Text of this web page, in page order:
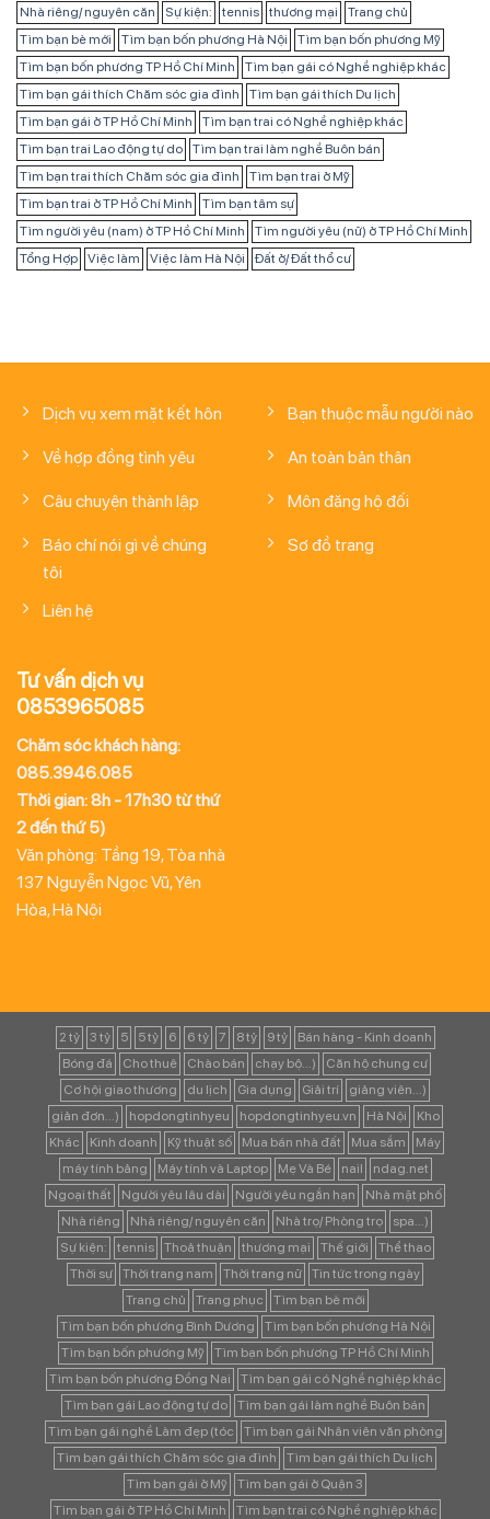
Nhà riêng/ nguyên căn
Sự kiện: tennis thương mại
Trang chủ
Tìm bạn bè mới
Tìm bạn bốn phương Hà Nội
Tìm bạn bốn phương Mỹ
Tìm bạn bốn phương TP Hồ Chí Minh
Tìm bạn gái có Nghề nghiệp khác
Tìm bạn gái thích Chăm sóc gia đình
Tìm bạn gái thích Du lịch
Tìm bạn gái ở TP Hồ Chí Minh
Tìm bạn trai có Nghề nghiệp khác
Tìm bạn trai Lao động tự do
Tìm bạn trai làm nghề Buôn bán
Tìm bạn trai thích Chăm sóc gia đình
Tìm bạn trai ở Mỹ
Tìm bạn trai ở TP Hồ Chí Minh
Tìm bạn tâm sự
Tìm người yêu (nam) ở TP Hồ Chí Minh
Tìm người yêu (nữ) ở TP Hồ Chí Minh
Tổng Hợp
Việc làm Việc làm Hà Nội Đất ở/ Đất thổ cư
Dịch vụ xem mặt kết hôn
Về hợp đồng tình yêu
Câu chuyện thành lập
Báo chí nói gì về chúng
tôi
Liên hệ
Bạn thuộc mẫu người nào
An toàn bản thân
Môn đăng hộ đối
Sơ đồ trang
Tư vấn dịch vụ
0853965085
Chăm sóc khách hàng:
085.3946.085
Thời gian: 8h - 17h30 từ thứ
2 đến thứ 5)
Văn phòng: Tầng 19, Tòa nhà
137 Nguyễn Ngọc Vũ, Yên
Hòa, Hà Nội
2 tỷ 3 tỷ 5 5 tỷ 6 6 tỷ 7 8 tỷ 9 tỷ
Bán hàng - Kinh doanh
Bóng đá
Cho thuê Chào bán chạy bộ...)
Căn hộ chung cư
Cơ hội giao thương
du lịch Gia dụng Giải trí
giảng viên...)
giản đơn...)
hopdongtinhyeu hopdongtinhyeu.vn Hà Nội
Kho
Khác
Kinh doanh Kỹ thuật số Mua bán nhà đất Mua sắm
Máy
máy tính bảng
Máy tính và Laptop Mẹ Và Bé nail
ndag.net
Ngoại thất
Người yêu lâu dài Người yêu ngắn hạn
Nhà mặt phố
Nhà riêng
Nhà riêng/ nguyên căn Nhà trọ/ Phòng trọ
spa...)
Sự kiện:
tennis Thoả thuận thương mại Thế giới
Thể thao
Thời sự
Thời trang nam Thời trang nữ
Tin tức trong ngày
Trang chủ
Trang phục
Tìm bạn bè mới
Tìm bạn bốn phương Bình Dương
Tìm bạn bốn phương Hà Nội
Tìm bạn bốn phương Mỹ
Tìm bạn bốn phương TP Hồ Chí Minh
Tìm bạn bốn phương Đồng Nai
Tìm bạn gái có Nghề nghiệp khác
Tìm bạn gái Lao động tự do
Tìm bạn gái làm nghề Buôn bán
Tìm bạn gái nghề Làm đẹp (tóc
Tìm bạn gái Nhân viên văn phòng
Tìm bạn gái thích Chăm sóc gia đình
Tìm bạn gái thích Du lịch
Tìm bạn gái ở Mỹ
Tìm bạn gái ở Quận 3
Tìm bạn gái ở TP Hồ Chí Minh
Tìm bạn trai có Nghề nghiệp khác